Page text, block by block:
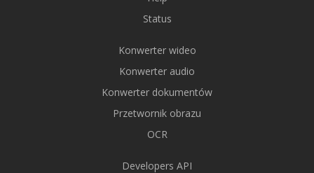
Status
Konwerter wideo
Konwerter audio
Konwerter dokumentów
Przetwornik obrazu
OCR
Developers API